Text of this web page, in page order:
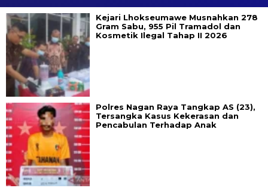
Kejari Lhokseumawe Musnahkan 278
Gram Sabu, 955 Pil Tramadol dan
Kosmetik Ilegal Tahap II 2026
Polres Nagan Raya Tangkap AS (23),
Tersangka Kasus Kekerasan dan
Pencabulan Terhadap Anak